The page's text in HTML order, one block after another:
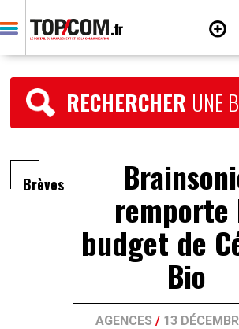
RECHERCHER UNE
Brèves
remporte
budget de
Bio
AGENCES / 13